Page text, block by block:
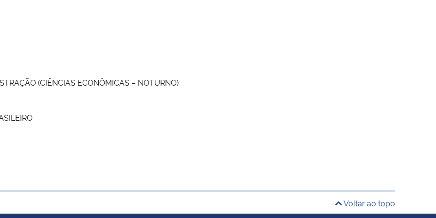
(CIÊNCIAS ECONÔMICAS – NOTURNO)
Voltar ao topo